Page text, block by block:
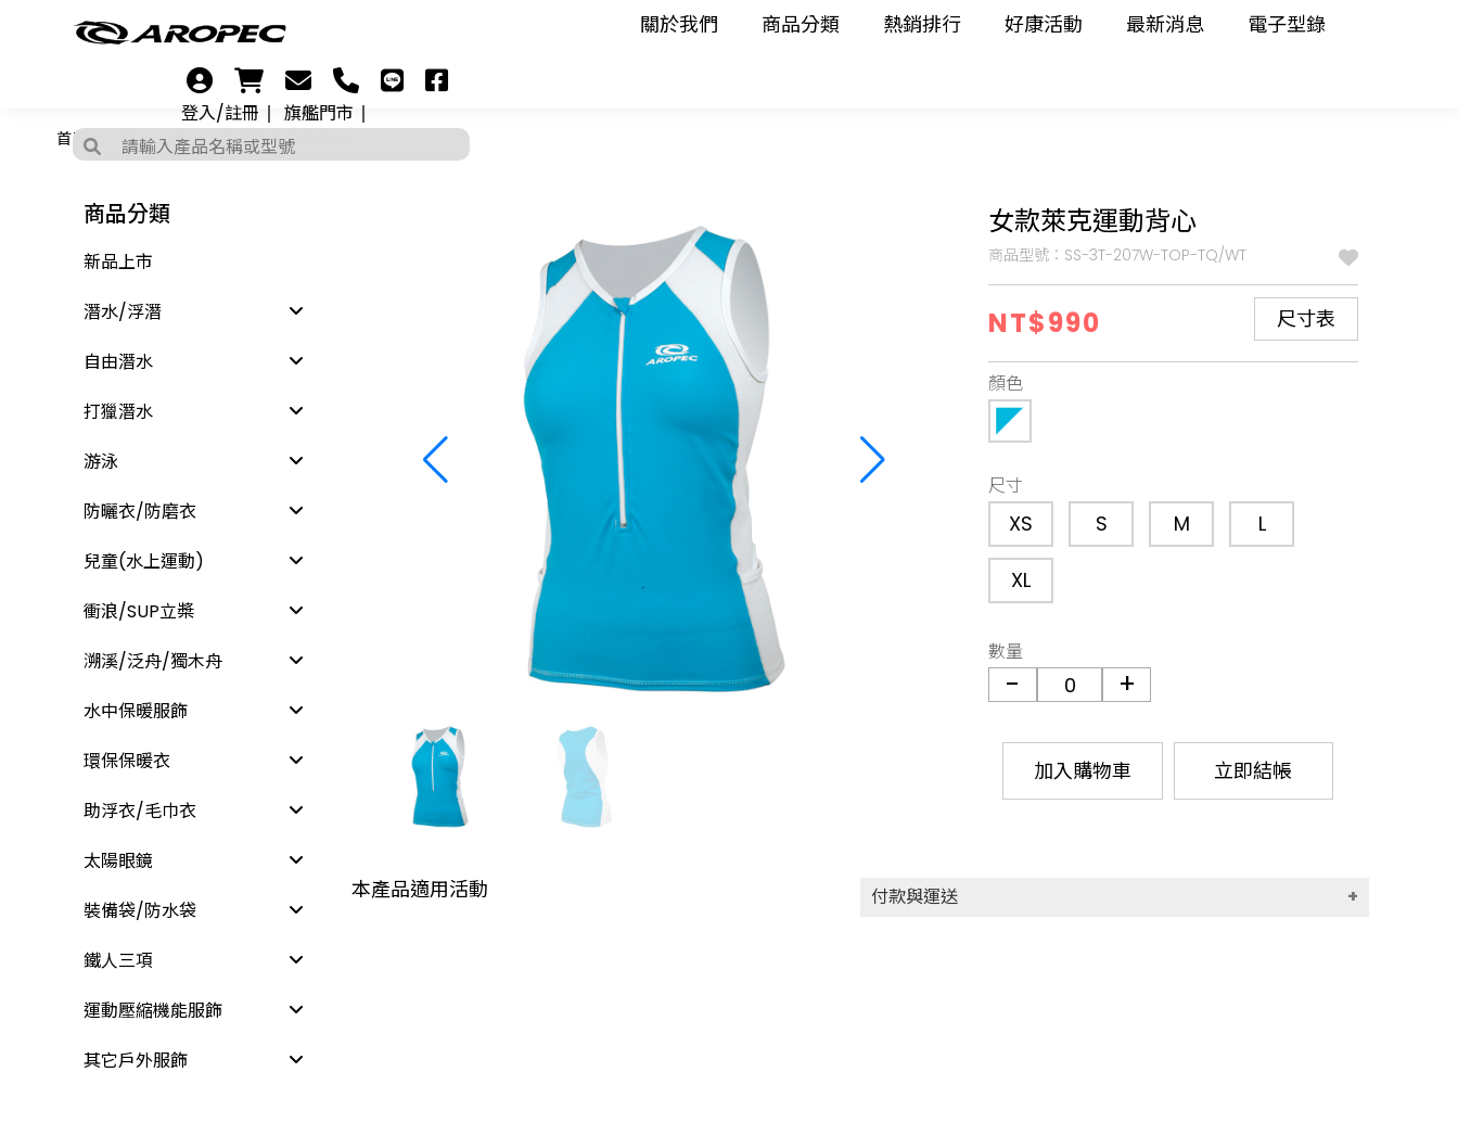
關於我們 商品分類 熱銷排行 好康活動 最新消息 電子型錄
登入/註冊 旗艦門市
首頁 鐵人三項 女款萊克運動背心
女款萊克運動背心
商品型號：SS-3T-207W-TOP-TQ/WT
NT$990 尺寸表
顏色
尺寸
XS S M L
XL
數量
加入購物車 立即結帳
本產品適用活動
付款與運送
商品分類
新品上市
潛水/浮潛
自由潛水
打獵潛水
游泳
防曬衣/防磨衣
兒童(水上運動)
衝浪/SUP立槳
溯溪/泛舟/獨木舟
水中保暖服飾
環保保暖衣
助浮衣/毛巾衣
太陽眼鏡
裝備袋/防水袋
鐵人三項
運動壓縮機能服飾
其它戶外服飾